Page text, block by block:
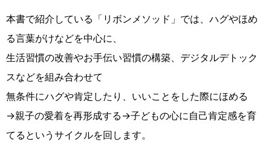
本書で紹介している「リボンメソッド」では、ハグやほめ
る言葉がけなどを中心に、
生活習慣の改善やお手伝い習慣の構築、デジタルデトック
スなどを組み合わせて
無条件にハグや肯定したり、いいことをした際にほめる
→親子の愛着を再形成する→子どもの心に自己肯定感を育
てるというサイクルを回します。